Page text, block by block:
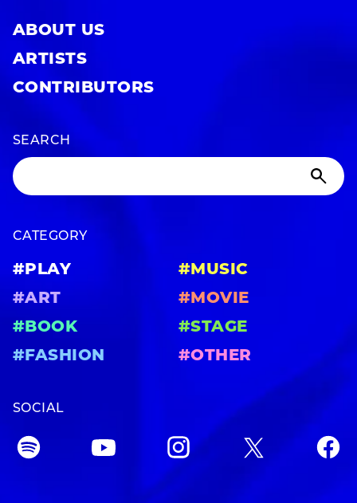
ABOUT US
ARTISTS
CONTRIBUTORS
SEARCH
CATEGORY
#PLAY
#MUSIC
#ART
#MOVIE
#BOOK
#STAGE
#FASHION
#OTHER
SOCIAL